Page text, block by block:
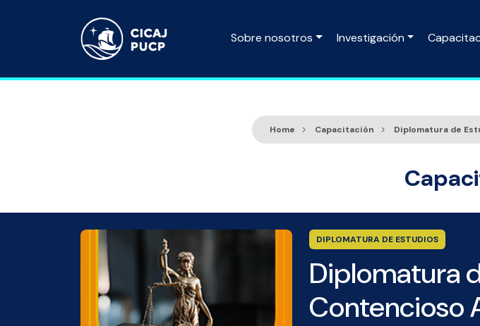
Sobre nosotros Investigación
Home Capacitación Diplomatura de
DIPLOMATURA DE ESTUDIOS
Diplomatura
Contencioso